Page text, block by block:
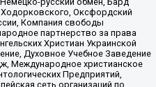
Оксфордский
Компания свободы
партнерство за права
Христиан Украинской
Духовное Учебное Заведение
Международное христианское
Предприятий,
сеть организаций по